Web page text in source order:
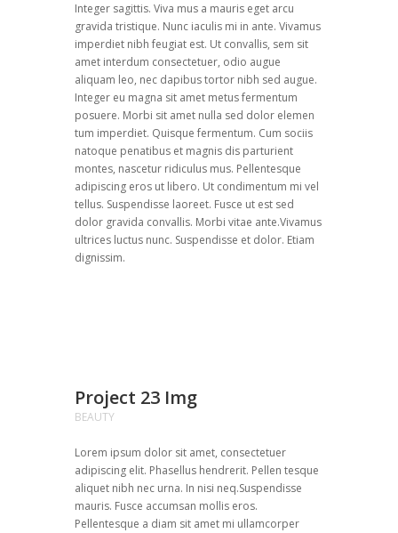
Integer sagittis. Viva mus a mauris eget arcu
gravida tristique. Nunc iaculis mi in ante. Vivamus
imperdiet nibh feugiat est. Ut convallis, sem sit
amet interdum consectetuer, odio augue
aliquam leo, nec dapibus tortor nibh sed augue.
Integer eu magna sit amet metus fermentum
posuere. Morbi sit amet nulla sed dolor elemen
tum imperdiet. Quisque fermentum. Cum sociis
natoque penatibus et magnis dis parturient
montes, nascetur ridiculus mus. Pellentesque
adipiscing eros ut libero. Ut condimentum mi vel
tellus. Suspendisse laoreet. Fusce ut est sed
dolor gravida convallis. Morbi vitae ante.Vivamus
ultrices luctus nunc. Suspendisse et dolor. Etiam
dignissim.
Project 23 Img
BEAUTY
Lorem ipsum dolor sit amet, consectetuer
adipiscing elit. Phasellus hendrerit. Pellen tesque
aliquet nibh nec urna. In nisi neq.Suspendisse
mauris. Fusce accumsan mollis eros.
Pellentesque a diam sit amet mi ullamcorper